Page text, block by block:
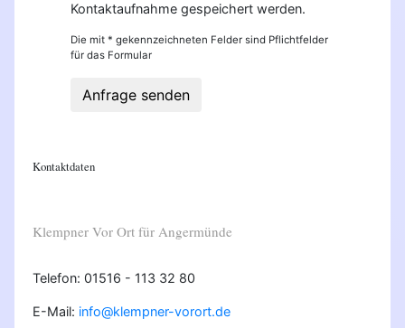
Kontaktaufnahme gespeichert werden.
Die mit * gekennzeichneten Felder sind Pflichtfelder
für das Formular
Anfrage senden
Kontaktdaten
Klempner Vor Ort für Angermünde
Telefon: 01516 - 113 32 80
E-Mail: info@klempner-vorort.de